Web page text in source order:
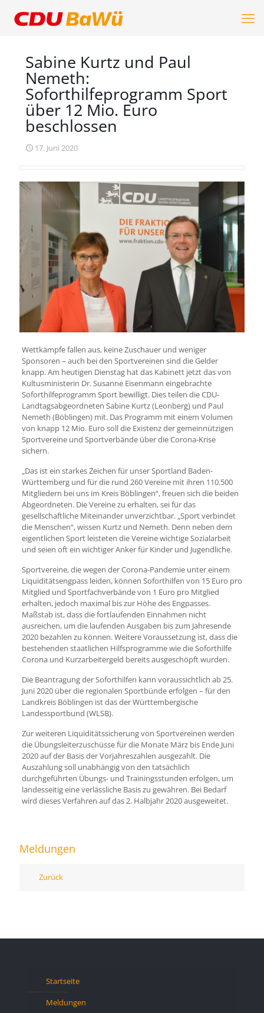
Sabine Kurtz und Paul
Nemeth:
Soforthilfeprogramm Sport
über 12 Mio. Euro
beschlossen
17. Juni 2020
Wettkämpfe fallen aus, keine Zuschauer und weniger
Sponsoren – auch bei den Sportvereinen sind die Gelder
knapp. Am heutigen Dienstag hat das Kabinett jetzt das von
Kultusministerin Dr. Susanne Eisenmann eingebrachte
Soforthilfeprogramm Sport bewilligt. Dies teilen die CDU-
Landtagsabgeordneten Sabine Kurtz (Leonberg) und Paul
Nemeth (Böblingen) mit. Das Programm mit einem Volumen
von knapp 12 Mio. Euro soll die Existenz der gemeinnützigen
Sportvereine und Sportverbände über die Corona-Krise
sichern.
„Das ist ein starkes Zeichen für unser Sportland Baden-
Württemberg und für die rund 260 Vereine mit ihren 110.500
Mitgliedern bei uns im Kreis Böblingen“, freuen sich die beiden
Abgeordneten. Die Vereine zu erhalten, sei für das
gesellschaftliche Miteinander unverzichtbar. „Sport verbindet
die Menschen“, wissen Kurtz und Nemeth. Denn neben dem
eigentlichen Sport leisteten die Vereine wichtige Sozialarbeit
und seien oft ein wichtiger Anker für Kinder und Jugendliche.
Sportvereine, die wegen der Corona-Pandemie unter einem
Liquiditätsengpass leiden, können Soforthilfen von 15 Euro pro
Mitglied und Sportfachverbände von 1 Euro pro Mitglied
erhalten, jedoch maximal bis zur Höhe des Engpasses.
Maßstab ist, dass die fortlaufenden Einnahmen nicht
ausreichen, um die laufenden Ausgaben bis zum Jahresende
2020 bezahlen zu können. Weitere Voraussetzung ist, dass die
bestehenden staatlichen Hilfsprogramme wie die Soforthilfe
Corona und Kurzarbeitergeld bereits ausgeschöpft wurden.
Die Beantragung der Soforthilfen kann voraussichtlich ab 25.
Juni 2020 über die regionalen Sportbünde erfolgen – für den
Landkreis Böblingen ist das der Württembergische
Landessportbund (WLSB).
Zur weiteren Liquiditätssicherung von Sportvereinen werden
die Übungsleiterzuschüsse für die Monate März bis Ende Juni
2020 auf der Basis der Vorjahreszahlen ausgezahlt. Die
Auszahlung soll unabhängig von den tatsächlich
durchgeführten Übungs- und Trainingsstunden erfolgen, um
landesseitig eine verlässliche Basis zu gewähren. Bei Bedarf
wird dieses Verfahren auf das 2. Halbjahr 2020 ausgeweitet.
Meldungen
Zurück
Startseite
Meldungen